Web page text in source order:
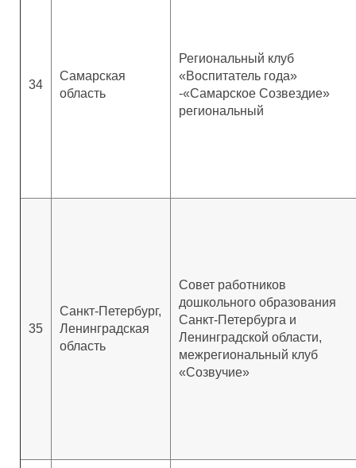
34
Самарская
область
Региональный клуб
«Воспитатель года»
-«Самарское Созвездие»
региональный
35
Санкт-Петербург,
Ленинградская
область
Совет работников
дошкольного образования
Санкт-Петербурга и
Ленинградской области,
межрегиональный клуб
«Созвучие»